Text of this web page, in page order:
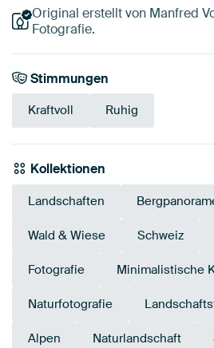
Original erstellt von Manfred
Fotografie.
Stimmungen
Kraftvoll Ruhig
Kollektionen
Landschaften
Wald & Wiese Schweiz
Fotografie Minimalistische
Naturfotografie
Alpen Naturlandschaft